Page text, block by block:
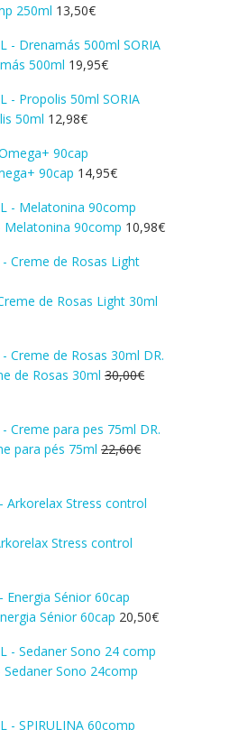
250ml 13,50€
SORIA
500ml 19,95€
SORIA
50ml 12,98€
90cap 14,95€
Melatonina 90comp 10,98€
de Rosas Light 30ml
DR.
de Rosas 30ml 30,00€
DR.
para pés 75ml 22,60€
Stress control
Sénior 60cap 20,50€
Sedaner Sono 24comp